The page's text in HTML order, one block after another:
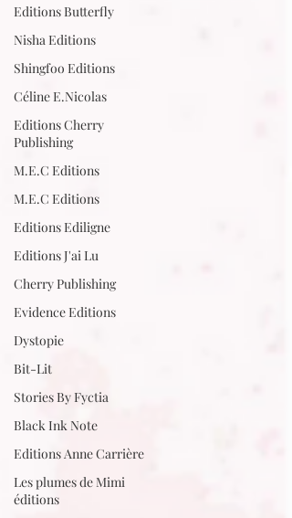
Editions Butterfly
Nisha Editions
Shingfoo Editions
Céline E.Nicolas
Editions Cherry
Publishing
M.E.C Editions
M.E.C Editions
Editions Ediligne
Editions J'ai Lu
Cherry Publishing
Evidence Editions
Dystopie
Bit-Lit
Stories By Fyctia
Black Ink Note
Editions Anne Carrière
Les plumes de Mimi
éditions